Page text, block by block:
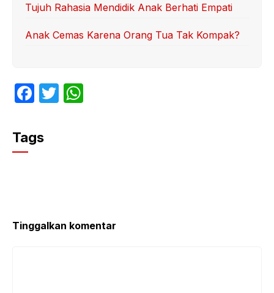
Tujuh Rahasia Mendidik Anak Berhati Empati
Anak Cemas Karena Orang Tua Tak Kompak?
F
c
e
k
T
Tags
Tinggalkan komentar